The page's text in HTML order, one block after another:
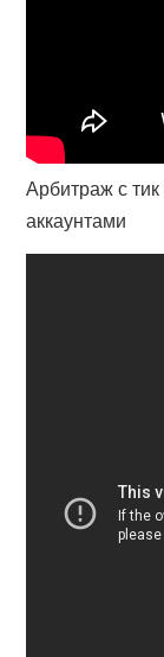
Арбитраж с
аккаунтами